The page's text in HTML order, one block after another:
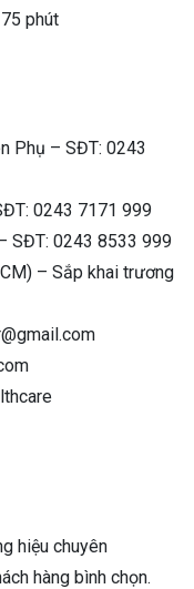
phút
Phụ – SĐT: 0243
0243 7171 999
SĐT: 0243 8533 999
– Sắp khai trương
hiệu chuyên
hàng bình chọn.